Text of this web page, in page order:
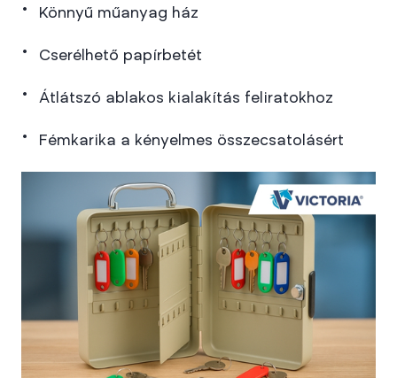
Könnyű műanyag ház
Cserélhető papírbetét
Átlátszó ablakos kialakítás feliratokhoz
Fémkarika a kényelmes összecsatolásért